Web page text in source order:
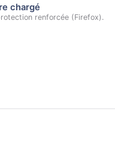
chargé
renforcée (Firefox).